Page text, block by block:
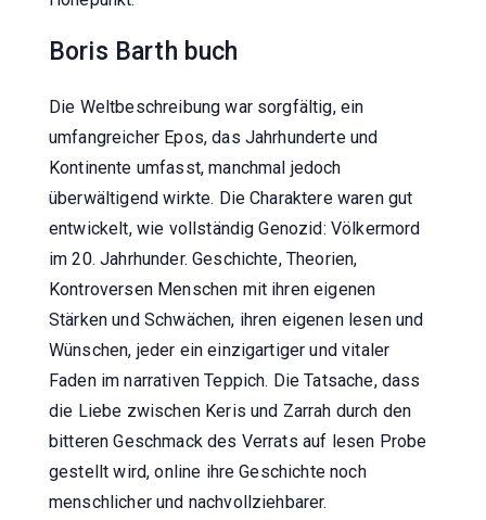
Boris Barth buch
Die Weltbeschreibung war sorgfältig, ein
umfangreicher Epos, das Jahrhunderte und
Kontinente umfasst, manchmal jedoch
überwältigend wirkte. Die Charaktere waren gut
entwickelt, wie vollständig Genozid: Völkermord
im 20. Jahrhunder. Geschichte, Theorien,
Kontroversen Menschen mit ihren eigenen
Stärken und Schwächen, ihren eigenen lesen und
Wünschen, jeder ein einzigartiger und vitaler
Faden im narrativen Teppich. Die Tatsache, dass
die Liebe zwischen Keris und Zarrah durch den
bitteren Geschmack des Verrats auf lesen Probe
gestellt wird, online ihre Geschichte noch
menschlicher und nachvollziehbarer.